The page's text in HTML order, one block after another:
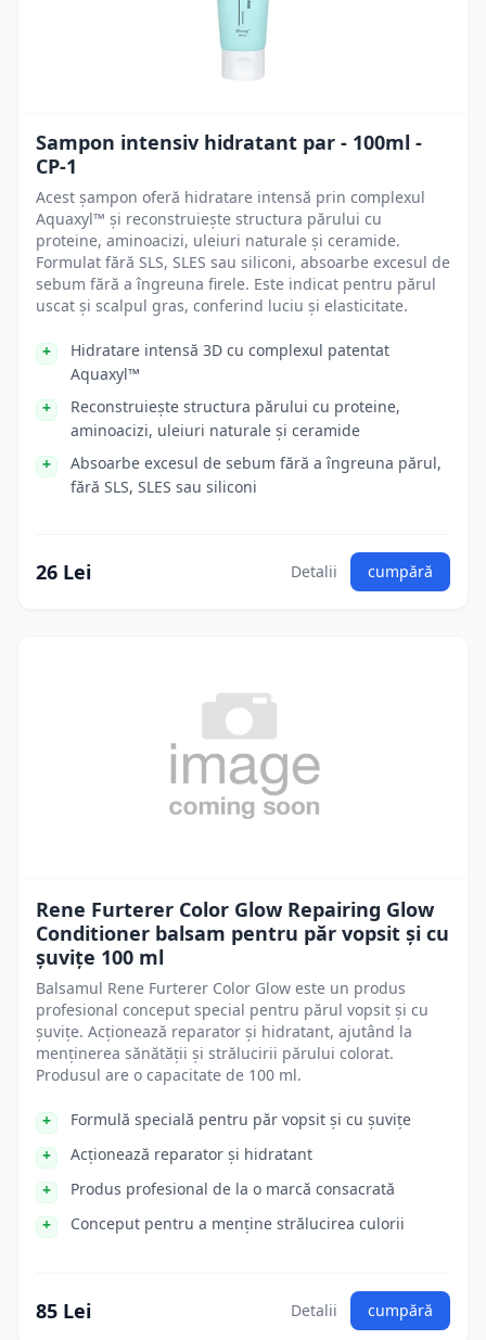
Sampon intensiv hidratant par - 100ml -
CP-1
Acest șampon oferă hidratare intensă prin complexul
Aquaxyl™ și reconstruiește structura părului cu
proteine, aminoacizi, uleiuri naturale și ceramide.
Formulat fără SLS, SLES sau siliconi, absoarbe excesul de
sebum fără a îngreuna firele. Este indicat pentru părul
uscat și scalpul gras, conferind luciu și elasticitate.
Hidratare intensă 3D cu complexul patentat
Aquaxyl™
Reconstruiește structura părului cu proteine,
aminoacizi, uleiuri naturale și ceramide
Absoarbe excesul de sebum fără a îngreuna părul,
fără SLS, SLES sau siliconi
26 Lei Detalii cumpără
Rene Furterer Color Glow Repairing Glow
Conditioner balsam pentru păr vopsit și cu
șuvițe 100 ml
Balsamul Rene Furterer Color Glow este un produs
profesional conceput special pentru părul vopsit și cu
șuvițe. Acționează reparator și hidratant, ajutând la
menținerea sănătății și strălucirii părului colorat.
Produsul are o capacitate de 100 ml.
Formulă specială pentru păr vopsit și cu șuvițe
Acționează reparator și hidratant
Produs profesional de la o marcă consacrată
Conceput pentru a menține strălucirea culorii
85 Lei Detalii cumpără